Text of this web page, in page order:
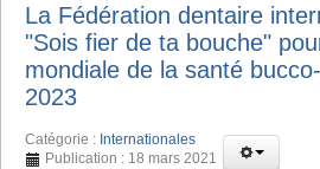
La Fédération dentaire
"Sois fier de ta bouche"
mondiale de la santé
2023
Catégorie : Internationales
Publication : 18 mars 2021